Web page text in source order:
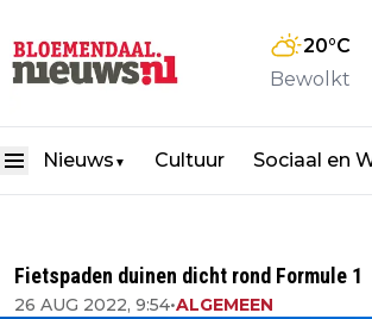
20°C
Bewolkt
Nieuws ▼ Cultuur Sociaal en
Fietspaden duinen dicht rond Formule 1
26 AUG 2022, 9:54•ALGEMEEN